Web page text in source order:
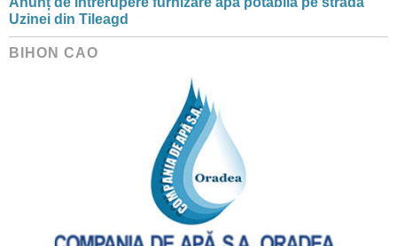
Uzinei din Tileagd
BIHON CAO